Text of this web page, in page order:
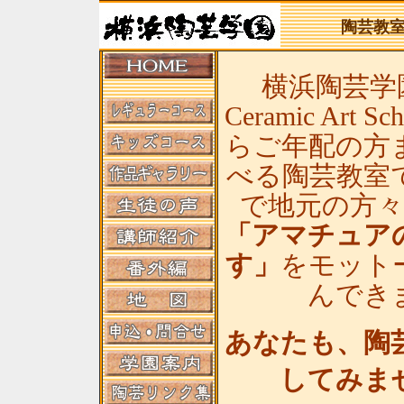
陶芸教
横浜陶芸学
Ceramic Art
らご年配の方
べる陶芸教室
で地元の方
「アマチュ
す」 をモット
んでき
あなたも、陶
してみま